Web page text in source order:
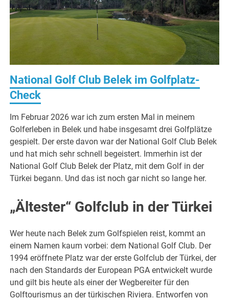
National Golf Club Belek im Golfplatz-
Check
Im Februar 2026 war ich zum ersten Mal in meinem
Golferleben in Belek und habe insgesamt drei Golfplätze
gespielt. Der erste davon war der National Golf Club Belek
und hat mich sehr schnell begeistert. Immerhin ist der
National Golf Club Belek der Platz, mit dem Golf in der
Türkei begann. Und das ist noch gar nicht so lange her.
„Ältester“ Golfclub in der Türkei
Wer heute nach Belek zum Golfspielen reist, kommt an
einem Namen kaum vorbei: dem National Golf Club. Der
1994 eröffnete Platz war der erste Golfclub der Türkei, der
nach den Standards der European PGA entwickelt wurde
und gilt bis heute als einer der Wegbereiter für den
Golftourismus an der türkischen Riviera. Entworfen von